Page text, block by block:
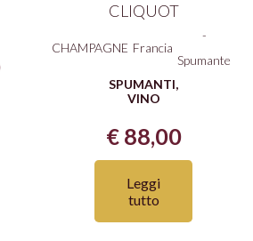
CLIQUOT
CHAMPAGNE Francia
-
Spumante
SPUMANTI,
VINO
€88,00
Leggi
tutto